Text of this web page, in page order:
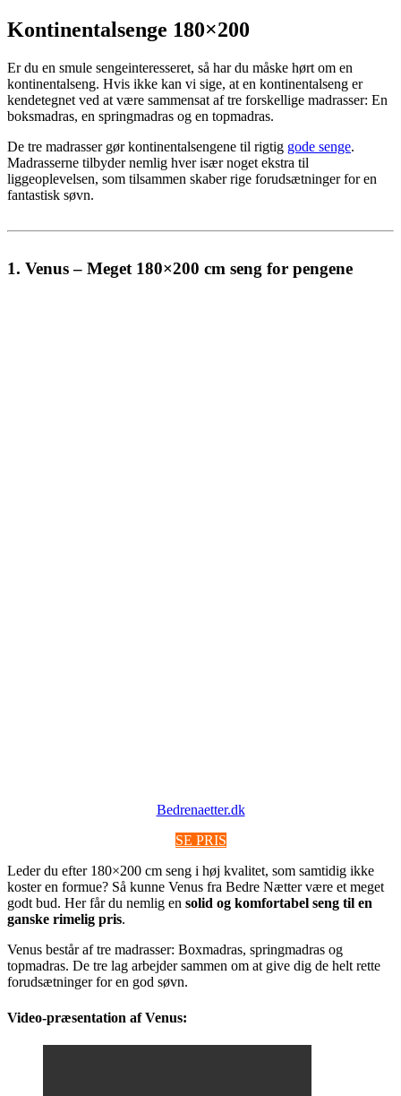
Kontinentalsenge 180×200
Er du en smule sengeinteresseret, så har du måske hørt om en
kontinentalseng. Hvis ikke kan vi sige, at en kontinentalseng er
kendetegnet ved at være sammensat af tre forskellige madrasser: En
boksmadras, en springmadras og en topmadras.
De tre madrasser gør kontinentalsengene til rigtig gode senge.
Madrasserne tilbyder nemlig hver især noget ekstra til
liggeoplevelsen, som tilsammen skaber rige forudsætninger for en
fantastisk søvn.
1. Venus – Meget 180×200 cm seng for pengene
Bedrenaetter.dk
SE PRIS
Leder du efter 180×200 cm seng i høj kvalitet, som samtidig ikke
koster en formue? Så kunne Venus fra Bedre Nætter være et meget
godt bud. Her får du nemlig en solid og komfortabel seng til en
ganske rimelig pris.
Venus består af tre madrasser: Boxmadras, springmadras og
topmadras. De tre lag arbejder sammen om at give dig de helt rette
forudsætninger for en god søvn.
Video-præsentation af Venus: